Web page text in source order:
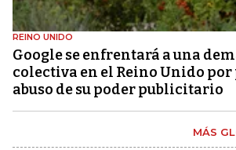
REINO UNIDO
Google se enfrentará a una
colectiva en el Reino Unido
abuso de su poder publicitario
MÁS